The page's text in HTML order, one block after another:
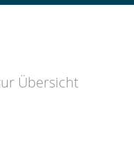
Übersicht